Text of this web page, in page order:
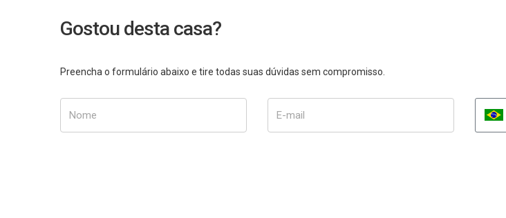
Gostou desta casa?
Preencha o formulário abaixo e tire todas suas dúvidas sem compromisso.